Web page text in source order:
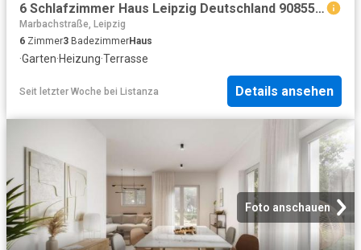
6 Schlafzimmer Haus Leipzig Deutschland 90855692
Marbachstraße, Leipzig
6 Zimmer3 BadezimmerHaus
·Garten·Heizung·Terrasse
Seit letzter Woche bei Listanza Details ansehen
Foto anschauen